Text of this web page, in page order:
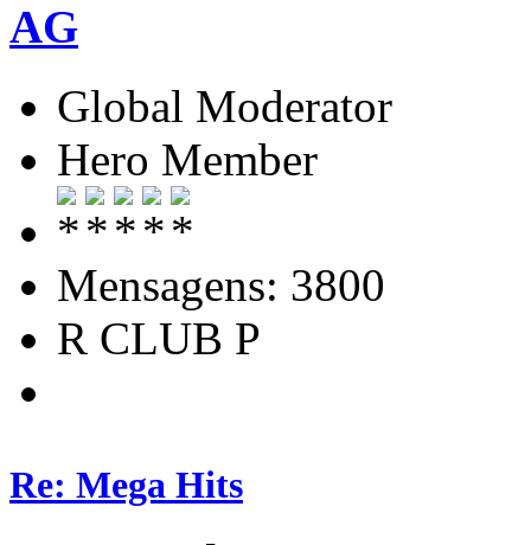
AG
Global Moderator
Hero Member
Mensagens: 3800
R CLUB P
Re: Mega Hits